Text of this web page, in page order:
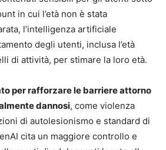
in cui l’età non è stata
l’intelligenza artificiale
degli utenti, inclusa l’età
di attività, per stimare la loro età.
per rafforzare le barriere attorno
dannosi, come violenza
di autolesionismo e standard di
cita un maggiore controllo e